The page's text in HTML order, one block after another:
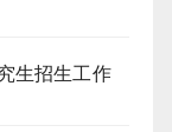
生招生工作